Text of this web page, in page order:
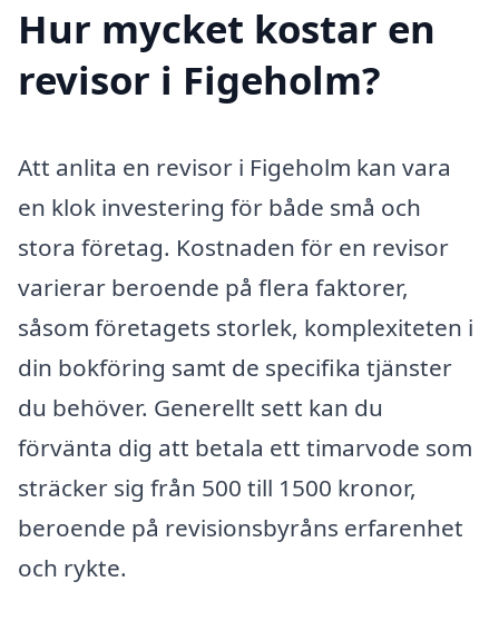
Hur mycket kostar en
revisor i Figeholm?
Att anlita en revisor i Figeholm kan vara
en klok investering för både små och
stora företag. Kostnaden för en revisor
varierar beroende på flera faktorer,
såsom företagets storlek, komplexiteten i
din bokföring samt de specifika tjänster
du behöver. Generellt sett kan du
förvänta dig att betala ett timarvode som
sträcker sig från 500 till 1500 kronor,
beroende på revisionsbyråns erfarenhet
och rykte.